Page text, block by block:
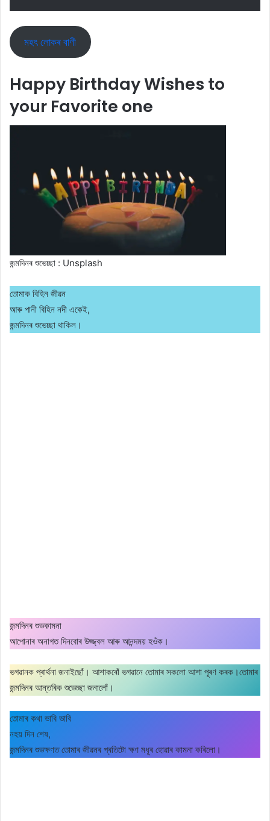
মহৎ লোকৰ বাণী
Happy Birthday Wishes to
your Favorite one
জন্মদিনৰ শুভেচ্ছা : Unsplash
তোমাক বিহিন জীৱন
আৰু পানী বিহিন নদী একেই,
জন্মদিনৰ শুভেচ্ছা থাকিল।
জন্মদিনৰ শুভকামনা
আপোনাৰ অনাগত দিনবোৰ উজ্জ্বল আৰু আনন্দময় হওঁক।
ভগৱানক প্ৰাৰ্থনা জনাইছোঁ। আশাকৰোঁ ভগৱানে তোমাৰ সকলো আশা পূৰণ কৰক।তোমাৰ
জন্মদিনৰ আন্তৰিক শুভেচ্ছা জনালোঁ।
তোমাৰ কথা ভাবি ভাবি
নহয় দিন শেষ,
জন্মদিনৰ শুভক্ষণত তোমাৰ জীৱনৰ প্ৰতিটো ক্ষণ মধূৰ হোৱাৰ কামনা কৰিলো।